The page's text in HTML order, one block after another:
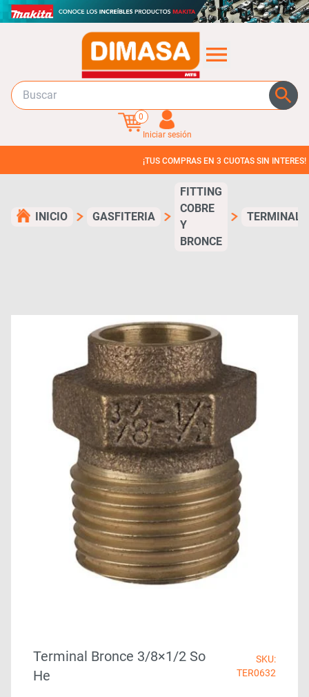
0
Iniciar sesión
¡TUS COMPRAS EN 3 CUOTAS SIN INTERES!
INICIO GASFITERIA
FITTING
COBRE
Y
BRONCE
TERMINAL
Terminal Bronce 3/8×1/2 So
He
SKU:
TER0632